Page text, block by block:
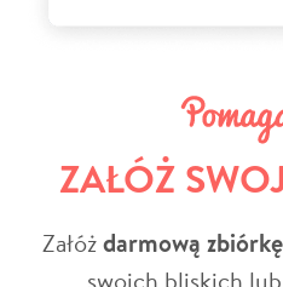
ZAŁÓŻ
Załóżdarmową zbiórkę
swoich bliskich